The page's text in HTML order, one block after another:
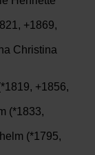
+1869,
Christina
+1856,
(*1833,
(*1795,